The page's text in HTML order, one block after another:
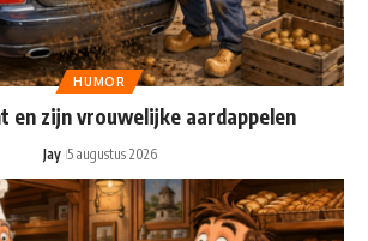
HUMOR
en zijn vrouwelijke aardappelen
Jay 5 augustus 2026